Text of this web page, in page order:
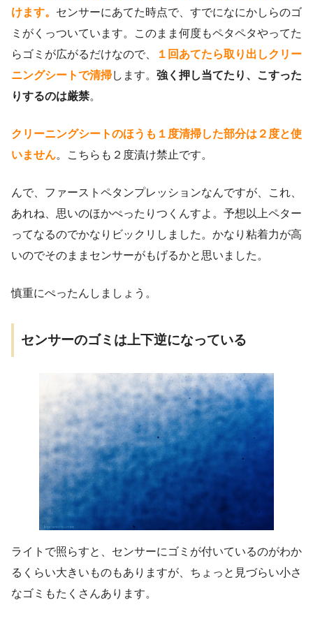
けます。 センサーにあてた時点で、すでになにかしらのゴ
ミがくっついています。このまま何度もペタペタやってた
らゴミが広がるだけなので、
１回あてたら取り出しクリー
ニングシートで清掃します。 強く押し当てたり、こすった
りするのは厳禁。
クリーニングシートのほうも１度清掃した部分は２度と使
いません。こちらも２度漬け禁止です。
んで、ファーストペタンプレッションなんですが、これ、
あれね、思いのほかぺったりつくんすよ。予想以上ペター
ってなるのでかなりビックリしました。かなり粘着力が高
いのでそのままセンサーがもげるかと思いました。
慎重にぺったんしましょう。
センサーのゴミは上下逆になっている
ライトで照らすと、センサーにゴミが付いているのがわか
るくらい大きいものもありますが、ちょっと見づらい小さ
なゴミもたくさんあります。